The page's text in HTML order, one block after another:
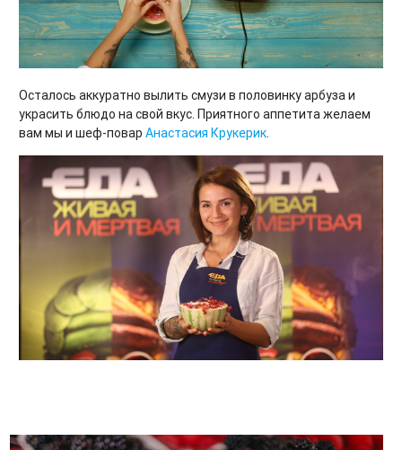
Осталось аккуратно вылить смузи в половинку арбуза и
украсить блюдо на свой вкус. Приятного аппетита желаем
вам мы и шеф-повар Анастасия Крукерик.